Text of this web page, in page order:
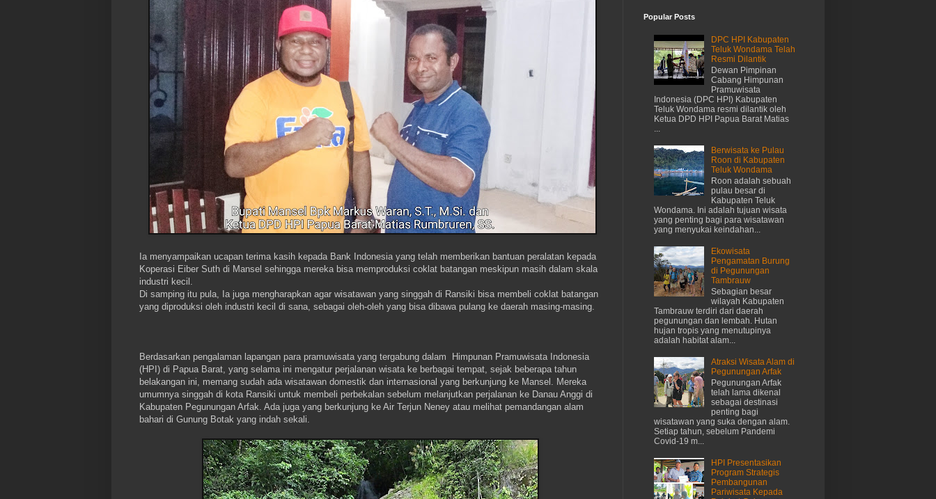
Ia menyampaikan ucapan terima kasih kepada Bank Indonesia yang telah memberikan bantuan peralatan kepada
Koperasi Eiber Suth di Mansel sehingga mereka bisa memproduksi coklat batangan meskipun masih dalam skala
industri kecil.
Di samping itu pula, Ia juga mengharapkan agar wisatawan yang singgah di Ransiki bisa membeli coklat batangan
yang diproduksi oleh industri kecil di sana, sebagai oleh-oleh yang bisa dibawa pulang ke daerah masing-masing.
Berdasarkan pengalaman lapangan para pramuwisata yang tergabung dalam Himpunan Pramuwisata Indonesia
(HPI) di Papua Barat, yang selama ini mengatur perjalanan wisata ke berbagai tempat, sejak beberapa tahun
belakangan ini, memang sudah ada wisatawan domestik dan internasional yang berkunjung ke Mansel. Mereka
umumnya singgah di kota Ransiki untuk membeli perbekalan sebelum melanjutkan perjalanan ke Danau Anggi di
Kabupaten Pegunungan Arfak. Ada juga yang berkunjung ke Air Terjun Neney atau melihat pemandangan alam
bahari di Gunung Botak yang indah sekali.
Popular Posts
DPC HPI Kabupaten
Teluk Wondama Telah
Resmi Dilantik
Dewan Pimpinan
Cabang Himpunan
Pramuwisata
Indonesia (DPC HPI) Kabupaten
Teluk Wondama resmi dilantik oleh
Ketua DPD HPI Papua Barat Matias
...
Berwisata ke Pulau
Roon di Kabupaten
Teluk Wondama
Roon adalah sebuah
pulau besar di
Kabupaten Teluk
Wondama. Ini adalah tujuan wisata
yang penting bagi para wisatawan
yang menyukai keindahan...
Ekowisata
Pengamatan Burung
di Pegunungan
Tambrauw
Sebagian besar
wilayah Kabupaten
Tambrauw terdiri dari daerah
pegunungan dan lembah. Hutan
hujan tropis yang menutupinya
adalah habitat alam...
Atraksi Wisata Alam di
Pegunungan Arfak
Pegunungan Arfak
telah lama dikenal
sebagai destinasi
penting bagi
wisatawan yang suka dengan alam.
Setiap tahun, sebelum Pandemi
Covid-19 m...
HPI Presentasikan
Program Strategis
Pembangunan
Pariwisata Kepada